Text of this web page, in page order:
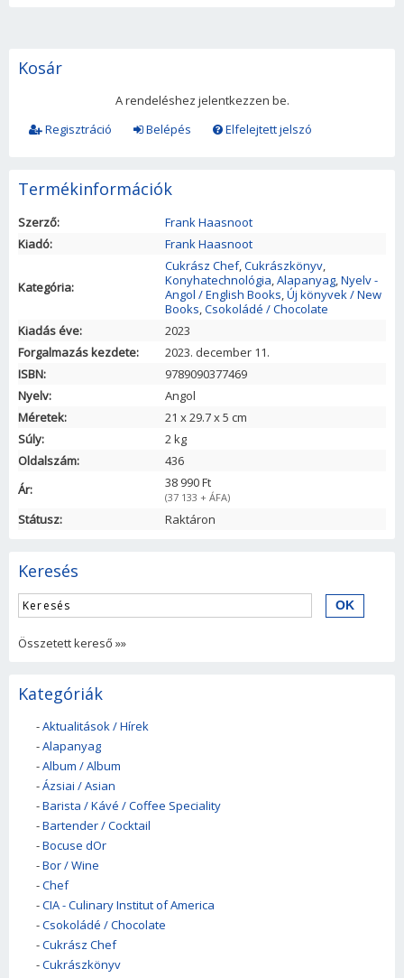
Kosár
A rendeléshez jelentkezzen be.
Regisztráció
Belépés Elfelejtett jelszó
Termékinformációk
Szerző:
Frank Haasnoot
Kiadó:
Frank Haasnoot
Kategória:
Cukrász Chef,Cukrászkönyv,
Konyhatechnológia,Alapanyag,Nyelv -
Angol / English Books,Új könyvek / New
Books,Csokoládé / Chocolate
Kiadás éve:
2023
Forgalmazás kezdete:
2023. december 11.
ISBN:
9789090377469
Nyelv:
Angol
Méretek:
21 x29.7x5 cm
Súly:
2 kg
Oldalszám:
436
Ár:
38 990 Ft
(37 133 + ÁFA)
Státusz: Raktáron
Keresés
Összetett kereső »»
Kategóriák
-Aktualitások / Hírek
-Alapanyag
-Album / Album
-Ázsiai / Asian
-Barista / Kávé / Coffee Speciality
-Bartender / Cocktail
-Bocuse dOr
-Bor / Wine
-Chef
-CIA - Culinary Institut of America
-Csokoládé / Chocolate
-Cukrász Chef
-Cukrászkönyv